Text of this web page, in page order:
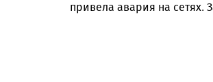
привела авария на сетях.